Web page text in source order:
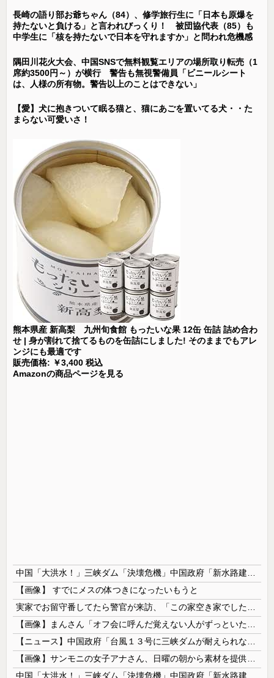
長崎の語り部お爺ちゃん（84）、修学旅行生に「日本も原爆を
持たないと負ける」と言われびっくり！ 被団協代表（85）も
中学生に「核を持たないで日本を守れますか」と問われ危機感
隅田川花火大会、中国SNSで無料観覧エリアの場所取り転売（1
席約3500円～）が横行 警告も無視警備員「ビニールシート
は、人様の所有物。警告以上のことはできない」
【愛】犬に抱きついて眠る猫と、猫にあごを置いてる犬・・た
まらない可愛いさ！
熊本県産 新高梨 九州旬食館 もったいな果 12缶 缶詰 詰め合わ
せ | 身が割れて捨てるものを缶詰にしました! そのままでもアレ
ンジにも最適です
販売価格: ￥3,400 税込
Amazonの商品ページを見る
【画像】 すでにメスの体つきになったいもうと